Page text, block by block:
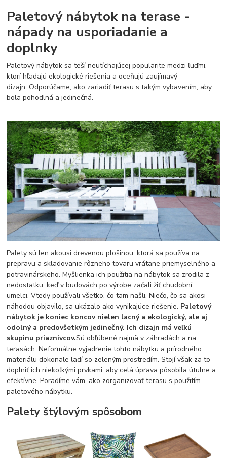
Paletový nábytok na terase -
nápady na usporiadanie a
doplnky
Paletový nábytok sa teší neutíchajúcej popularite medzi ľuďmi,
ktorí hľadajú ekologické riešenia a oceňujú zaujímavý
dizajn. Odporúčame, ako zariadiť terasu s takým vybavením, aby
bola pohodlná a jedinečná.
Palety sú len akousi drevenou plošinou, ktorá sa používa na
prepravu a skladovanie rôzneho tovaru vrátane priemyselného a
potravinárskeho. Myšlienka ich použitia na nábytok sa zrodila z
nedostatku, keď v budovách po výrobe začali žiť chudobní
umelci. Vtedy používali všetko, čo tam našli. Niečo, čo sa akosi
náhodou objavilo, sa ukázalo ako vynikajúce riešenie. Paletový
nábytok je koniec koncov nielen lacný a ekologický, ale aj
odolný a predovšetkým jedinečný. Ich dizajn má veľkú
skupinu priaznivcov.Sú obľúbené najmä v záhradách a na
terasách. Neformálne vyjadrenie tohto nábytku a prírodného
materiálu dokonale ladí so zeleným prostredím. Stojí však za to
doplniť ich niekoľkými prvkami, aby celá úprava pôsobila útulne a
efektívne. Poradíme vám, ako zorganizovať terasu s použitím
paletového nábytku.
Palety štýlovým spôsobom